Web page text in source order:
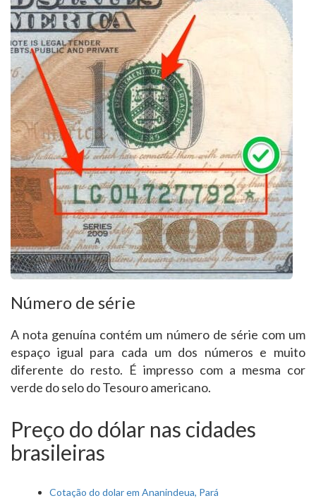
Número de série
A nota genuína contém um número de série com um
espaço igual para cada um dos números e muito
diferente do resto. É impresso com a mesma cor
verde do selo do Tesouro americano.
Preço do dólar nas cidades
brasileiras
Cotação do dolar em Ananindeua, Pará